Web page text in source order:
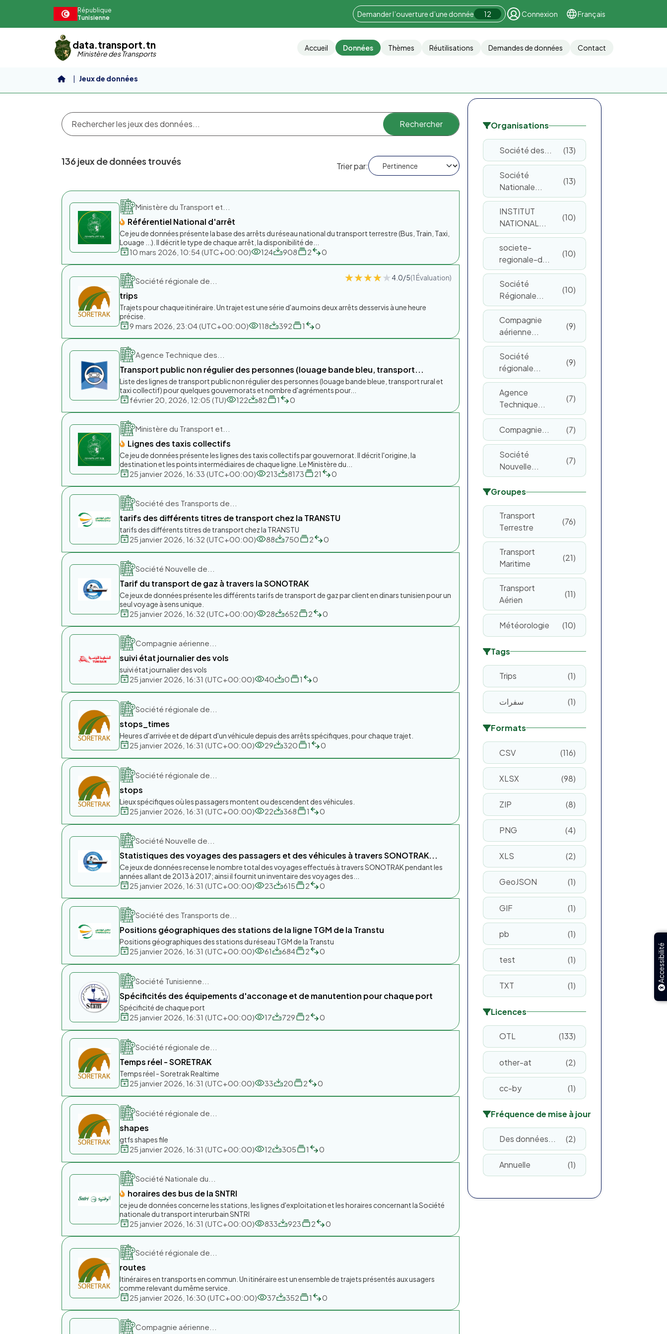
Accessibilité
République
Tunisienne
Demander l’ouverture d’une donnée 12 Connexion Français
data.transport.tn
Ministère des Transports
Accueil Données Thèmes Réutilisations Demandes de données Contact
Jeux de données
Trier par
136 jeux de données trouvés
Ministère du Transport et...
Référentiel National d'arrêt
Ce jeu de données présente la base des arrêts du réseau national du transport terrestre (Bus, Train, Taxi,
Louage ...). Il décrit le type de chaque arrêt, la disponibilité de...
10 mars 2026, 10:54 (UTC+00:00) 124 908 2 0
Société régionale de... ★★★★★
★★★★★4.0/5(1 Évaluation)
trips
Trajets pour chaque itinéraire. Un trajet est une série d'au moins deux arrêts desservis à une heure
précise.
9 mars 2026, 23:04 (UTC+00:00) 118 392 1 0
Agence Technique des...
Transport public non régulier des personnes (louage bande bleu, transport...
Liste des lignes de transport public non régulier des personnes (louage bande bleue, transport rural et
taxi collectif) pour quelques gouvernorats et nombre d'agréments pour...
février 20, 2026, 12:05 (TU) 122 82 1 0
Ministère du Transport et...
Lignes des taxis collectifs
Ce jeu de données présente les lignes des taxis collectifs par gouvernorat. Il décrit l'origine, la
destination et les points intermédiaires de chaque ligne. Le Ministère du...
25 janvier 2026, 16:33 (UTC+00:00) 213 8173 21 0
Société des Transports de...
tarifs des différents titres de transport chez la TRANSTU
tarifs des différents titres de transport chez la TRANSTU
25 janvier 2026, 16:32 (UTC+00:00) 88 750 2 0
Société Nouvelle de...
Tarif du transport de gaz à travers la SONOTRAK
Ce jeux de données présente les différents tarifs de transport de gaz par client en dinars tunisien pour un
seul voyage à sens unique.
25 janvier 2026, 16:32 (UTC+00:00) 28 652 2 0
Compagnie aérienne...
suivi état journalier des vols
suivi état journalier des vols
25 janvier 2026, 16:31 (UTC+00:00) 40 0 1 0
Société régionale de...
stops_times
Heures d'arrivée et de départ d'un véhicule depuis des arrêts spécifiques, pour chaque trajet.
25 janvier 2026, 16:31 (UTC+00:00) 29 320 1 0
Société régionale de...
stops
Lieux spécifiques où les passagers montent ou descendent des véhicules.
25 janvier 2026, 16:31 (UTC+00:00) 22 368 1 0
Société Nouvelle de...
Statistiques des voyages des passagers et des véhicules à travers SONOTRAK...
Ce jeux de données recense le nombre total des voyages effectués à travers SONOTRAK pendant les
années allant de 2013 à 2017; ainsi il fournit un inventaire des voyages des...
25 janvier 2026, 16:31 (UTC+00:00) 23 615 2 0
Société des Transports de...
Positions géographiques des stations de la ligne TGM de la Transtu
Positions géographiques des stations du réseau TGM de la Transtu
25 janvier 2026, 16:31 (UTC+00:00) 61 684 2 0
Société Tunisienne...
Spécificités des équipements d'acconage et de manutention pour chaque port
Spécificité de chaque port
25 janvier 2026, 16:31 (UTC+00:00) 17 729 2 0
Société régionale de...
Temps réel - SORETRAK
Temps réel - Soretrak Realtime
25 janvier 2026, 16:31 (UTC+00:00) 33 20 2 0
Société régionale de...
shapes
gtfs shapes file
25 janvier 2026, 16:31 (UTC+00:00) 12 305 1 0
Société Nationale du...
horaires des bus de la SNTRI
ce jeu de données concerne les stations, les lignes d'exploitation et les horaires concernant la Société
nationale du transport interurbain SNTRI
25 janvier 2026, 16:31 (UTC+00:00) 833 923 2 0
Société régionale de...
routes
Itinéraires en transports en commun. Un itinéraire est un ensemble de trajets présentés aux usagers
comme relevant du même service.
25 janvier 2026, 16:30 (UTC+00:00) 37 352 1 0
Compagnie aérienne...
Organisations
Société des... 13
Société
Nationale...
13
INSTITUT
NATIONAL...
10
societe-
regionale-d...
10
Société
Régionale...
10
Compagnie
aérienne...
9
Société
régionale...
9
Agence
Technique...
7
Compagnie... 7
Société
Nouvelle...
7
Groupes
Transport
Terrestre
76
Transport
Maritime
21
Transport
Aérien
11
Météorologie 10
Tags
Trips 1
سفرات 1
Formats
CSV 116
XLSX 98
ZIP 8
PNG 4
XLS 2
GeoJSON 1
GIF 1
pb 1
test 1
TXT 1
Licences
OTL 133
other-at 2
cc-by 1
Fréquence de mise à jour
Des données... 2
Annuelle 1